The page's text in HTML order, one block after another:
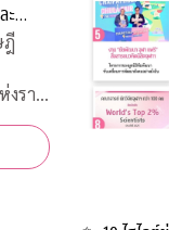
ะ
น
ฎี
งราช